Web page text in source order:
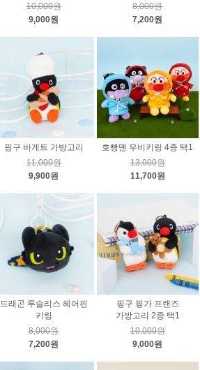
10,000원
9,000원
8,000원
7,200원
핑구 바게트 가방고리
11,000원
9,900원
호빵맨 우비키링 4종 택1
13,000원
11,700원
드래곤 투슬리스 헤어핀
키링
8,000원
7,200원
핑구 핑가 프랜즈
가방고리 2종 택1
10,000원
9,000원